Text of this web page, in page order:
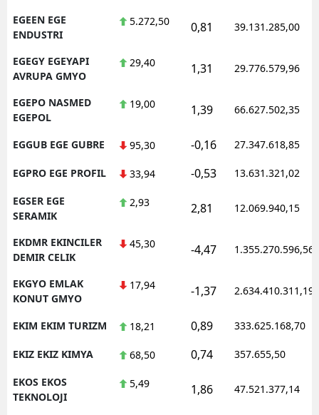
EGEEN EGE
ENDUSTRI
5.272,50 0,81 39.131.285,00
EGEGY EGEYAPI
AVRUPA GMYO
29,40 1,31 29.776.579,96
EGEPO NASMED
EGEPOL
19,00 1,39 66.627.502,35
EGGUB EGE GUBRE 95,30 -0,16 27.347.618,85
EGPRO EGE PROFIL 33,94 -0,53 13.631.321,02
EGSER EGE
SERAMIK
2,93 2,81 12.069.940,15
EKDMR EKINCILER
DEMIR CELIK
45,30 -4,47 1.355.270.596,56
EKGYO EMLAK
KONUT GMYO
17,94 -1,37 2.634.410.311,19
EKIM EKIM TURIZM 18,21 0,89 333.625.168,70
EKIZ EKIZ KIMYA 68,50 0,74 357.655,50
EKOS EKOS
TEKNOLOJI
5,49 1,86 47.521.377,14